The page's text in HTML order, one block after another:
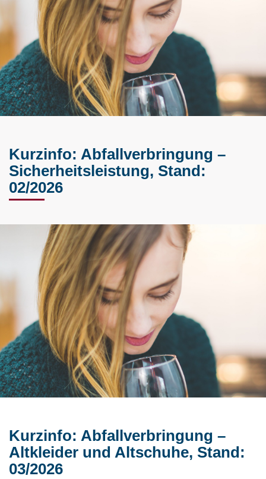
Kurzinfo: Abfallverbringung –
Sicherheitsleistung, Stand:
02/2026
Kurzinfo: Abfallverbringung –
Altkleider und Altschuhe, Stand:
03/2026